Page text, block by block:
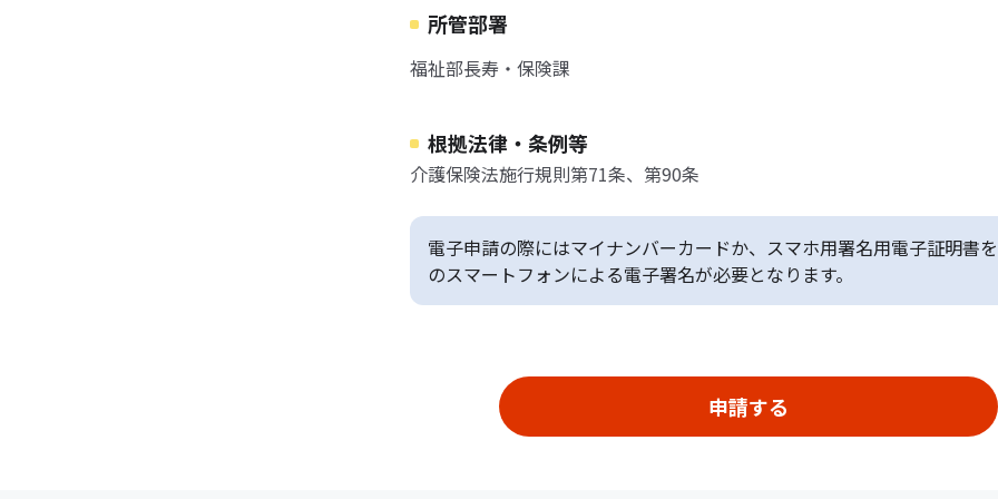
所管部署
福祉部長寿・保険課
根拠法律・条例等
介護保険法施行規則第71条、第90条
電子申請の際にはマイナンバーカードか、スマホ用署名用電子証明書
のスマートフォンによる電子署名が必要となります。